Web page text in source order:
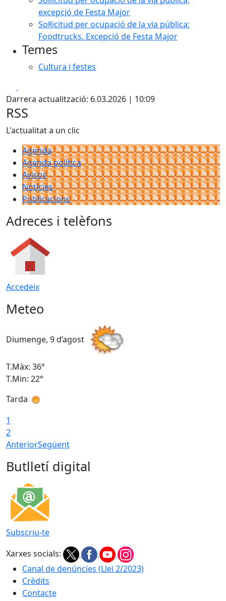
excepció de Festa Major
Sol·licitud per ocupació de la via pública:
Foodtrucks. Excepció de Festa Major
Temes
Cultura i festes
Darrera actualització: 6.03.2026 | 10:09
RSS
L'actualitat a un clic
Agenda
Agenda política
Avisos
Notícies
Publicacions
Adreces i telèfons
Accedeix
Meteo
Diumenge, 9 d’agost
T.Màx: 36°
T.Min: 22°
Tarda
1
2
AnteriorSegüent
Butlletí digital
Subscriu-te
Xarxes socials:
Canal de denúncies (Llei 2/2023)
Crèdits
Contacte